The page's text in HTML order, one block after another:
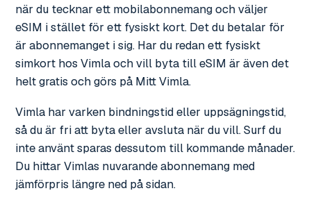
när du tecknar ett mobilabonnemang och väljer
eSIM i stället för ett fysiskt kort. Det du betalar för
är abonnemanget i sig. Har du redan ett fysiskt
simkort hos Vimla och vill byta till eSIM är även det
helt gratis och görs på Mitt Vimla.
Vimla har varken bindningstid eller uppsägningstid,
så du är fri att byta eller avsluta när du vill. Surf du
inte använt sparas dessutom till kommande månader.
Du hittar Vimlas nuvarande abonnemang med
jämförpris längre ned på sidan.